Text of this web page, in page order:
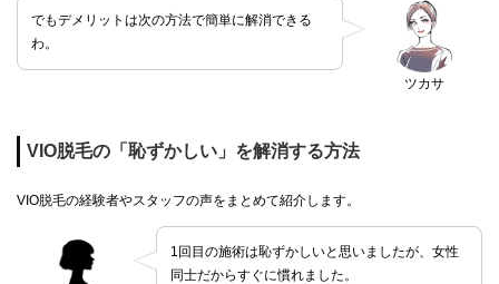
ツカサ
でもデメリットは次の方法で簡単に解消できる
わ。
VIO脱毛の「恥ずかしい」を解消する方法
VIO脱毛の経験者やスタッフの声をまとめて紹介します。
1回目の施術は恥ずかしいと思いましたが、女性
同士だからすぐに慣れました。